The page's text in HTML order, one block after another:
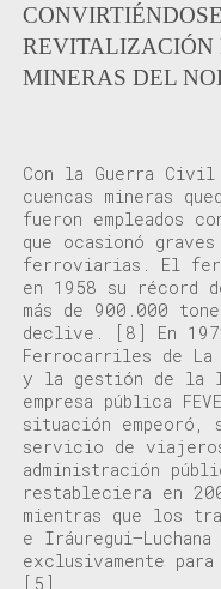
REVITALIZACIÓN
MINERAS DEL
Con la Guerra Civil
cuencas mineras
fueron empleados
que ocasionó
ferroviarias. El f
en 1958 su récord
más de 900.000
declive.
[8]
En
Ferrocarriles de La
y la gestión de la
empresa pública
situación empeoró,
servicio de
administración
restableciera en
mientras que los
e Iráuregui–Luchana
exclusivamente
[5]